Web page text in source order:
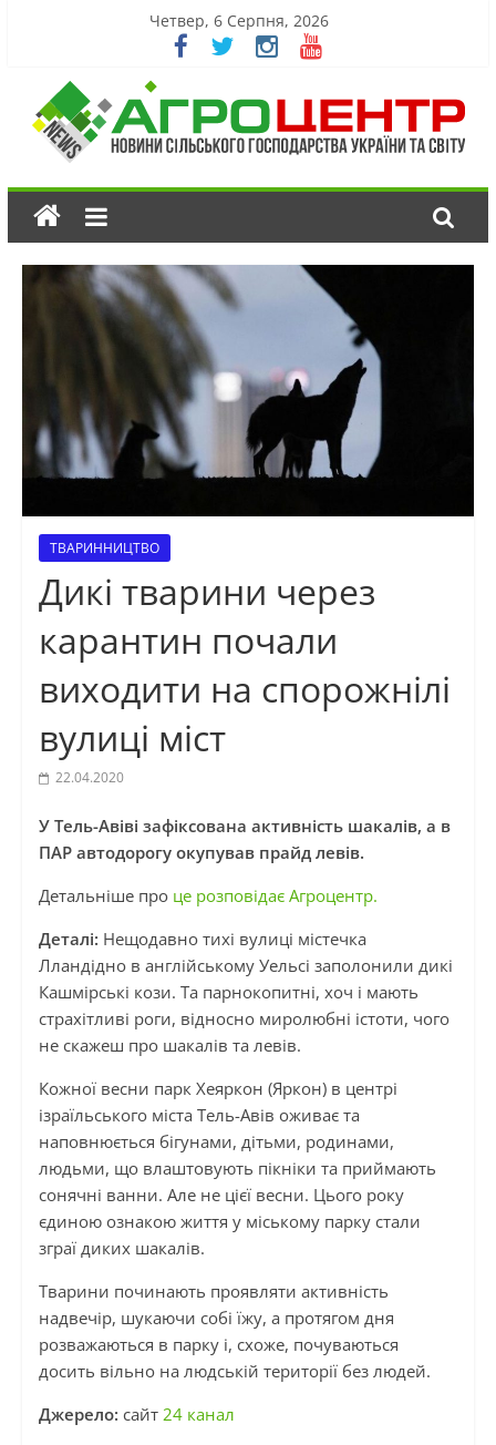
Четвер, 6 Серпня, 2026
ТВАРИННИЦТВО
Дикі тварини через
карантин почали
виходити на спорожнілі
вулиці міст
22.04.2020
У Тель-Авіві зафіксована активність шакалів, а в
ПАР автодорогу окупував прайд левів.
Детальніше про це розповідає Агроцентр.
Деталі: Нещодавно тихі вулиці містечка
Лландідно в англійському Уельсі заполонили дикі
Кашмірські кози. Та парнокопитні, хоч і мають
страхітливі роги, відносно миролюбні істоти, чого
не скажеш про шакалів та левів.
Кожної весни парк Хеяркон (Яркон) в центрі
ізраїльського міста Тель-Авів оживає та
наповнюється бігунами, дітьми, родинами,
людьми, що влаштовують пікніки та приймають
сонячні ванни. Але не цієї весни. Цього року
єдиною ознакою життя у міському парку стали
зграї диких шакалів.
Тварини починають проявляти активність
надвечір, шукаючи собі їжу, а протягом дня
розважаються в парку і, схоже, почуваються
досить вільно на людській території без людей.
Джерело: сайт 24 канал